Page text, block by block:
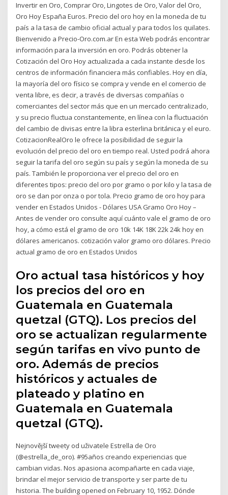
Invertir en Oro, Comprar Oro, Lingotes de Oro, Valor del Oro,
Oro Hoy España Euros. Precio del oro hoy en la moneda de tu
país a la tasa de cambio oficial actual y para todos los quilates.
Bienvenido a Precio-Oro.com.ar En esta Web podrás encontrar
información para la inversión en oro. Podrás obtener la
Cotización del Oro Hoy actualizada a cada instante desde los
centros de información financiera más confiables. Hoy en día,
la mayoría del oro físico se compra y vende en el comercio de
venta libre, es decir, a través de diversas compañías o
comerciantes del sector más que en un mercado centralizado,
y su precio fluctua constantemente, en línea con la fluctuación
del cambio de divisas entre la libra esterlina británica y el euro.
CotizacionRealOro le ofrece la posibilidad de seguir la
evolución del precio del oro en tiempo real. Usted podrá ahora
seguir la tarifa del oro según su país y según la moneda de su
país. También le proporciona ver el precio del oro en
diferentes tipos: precio del oro por gramo o por kilo y la tasa de
oro se dan por onza o por tola. Precio gramo de oro hoy para
vender en Estados Unidos - Dólares USA Gramo Oro Hoy –
Antes de vender oro consulte aquí cuánto vale el gramo de oro
hoy, a cómo está el gramo de oro 10k 14K 18K 22k 24k hoy en
dólares americanos. cotización valor gramo oro dólares. Precio
actual gramo de oro en Estados Unidos
Oro actual tasa históricos y hoy
los precios del oro en
Guatemala en Guatemala
quetzal (GTQ). Los precios del
oro se actualizan regularmente
según tarifas en vivo punto de
oro. Además de precios
históricos y actuales de
plateado y platino en
Guatemala en Guatemala
quetzal (GTQ).
Nejnovější tweety od uživatele Estrella de Oro
(@estrella_de_oro). #95años creando experiencias que
cambian vidas. Nos apasiona acompañarte en cada viaje,
brindar el mejor servicio de transporte y ser parte de tu
historia. The building opened on February 10, 1952. Dónde